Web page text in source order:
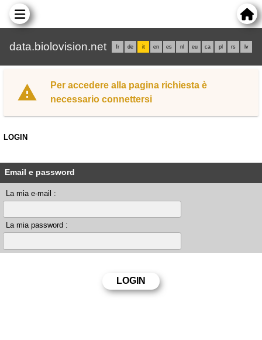
data.biolovision.net fr de it en es nl eu ca pl rs lv
Per accedere alla pagina richiesta è
necessario connettersi
LOGIN
Email e password
La mia e-mail :
La mia password :